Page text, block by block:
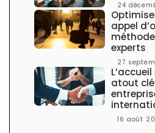
24
appel
experts
27
atout
16 août